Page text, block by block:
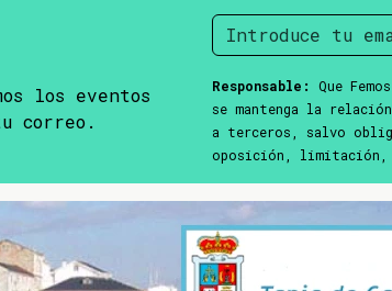
los eventos
correo.
Responsable: Que
se mantenga la
a terceros, salvo
oposición, limitación,